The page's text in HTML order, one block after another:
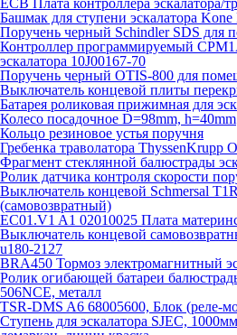
ECB Плата контроллера эскалатора/
Башмак для ступени эскалатора
Поручень черный Schindler SDS для
Контроллер программируемый
эскалатора 10J00167-70
Поручень черный OTIS-800 для
Выключатель концевой плиты
Батарея роликовая прижимная для
Колесо посадочное D=98mm, h=40mm
Кольцо резиновое устья поручня
Гребенка траволатора ThyssenKrupp
Фрагмент стеклянной балюстрады
Ролик датчика контроля скорости
Выключатель концевой Schmersal
(самовозвратный)
EC01.V1 A1 02010025 Плата
Выключатель концевой
u180-2127
BRA450 Тормоз электромагнитный
Ролик огибающей батареи
506NCE, металл
TSR-DMS A6 68005600, Блок (реле-
Ступень для эскалатора SJEC,